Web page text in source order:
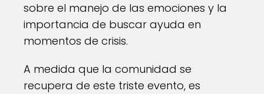
sobre el manejo de las emociones y la
importancia de buscar ayuda en
momentos de crisis.
A medida que la comunidad se
recupera de este triste evento, es